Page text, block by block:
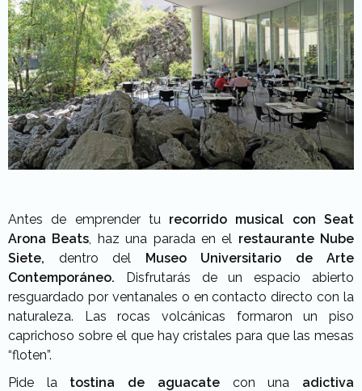
Antes de emprender tu recorrido musical con Seat
Arona Beats , haz una parada en el restaurante Nube
Siete, dentro del Museo Universitario de Arte
Contemporáneo. Disfrutarás de un espacio abierto
resguardado por ventanales o en contacto directo con la
naturaleza. Las rocas volcánicas formaron un piso
caprichoso sobre el que hay cristales para que las mesas
“floten”.
Pide la tostina de aguacatecon una adictiva